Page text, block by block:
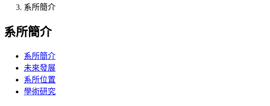
系所簡介
系所簡介
系所簡介
未來發展
系所位置
學術研究